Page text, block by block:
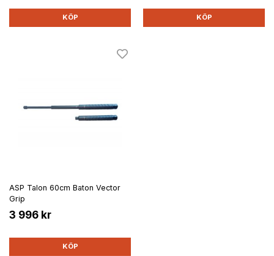
KÖP KÖP
ASP Talon 60cm Baton Vector
Grip
3 996 kr
KÖP